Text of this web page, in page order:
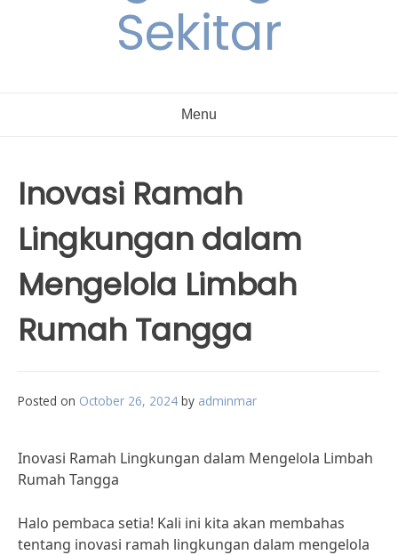
Sekitar
Menu
Inovasi Ramah
Lingkungan dalam
Mengelola Limbah
Rumah Tangga
Posted on October 26, 2024 by adminmar
Inovasi Ramah Lingkungan dalam Mengelola Limbah
Rumah Tangga
Halo pembaca setia! Kali ini kita akan membahas
tentang inovasi ramah lingkungan dalam mengelola